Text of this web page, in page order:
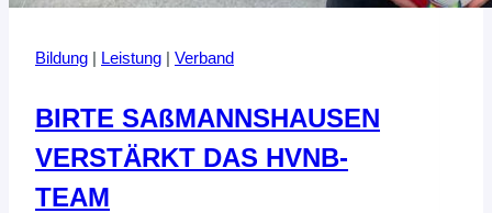
Bildung | Leistung | Verband
BIRTE SAßMANNSHAUSEN
VERSTÄRKT DAS HVNB-
TEAM